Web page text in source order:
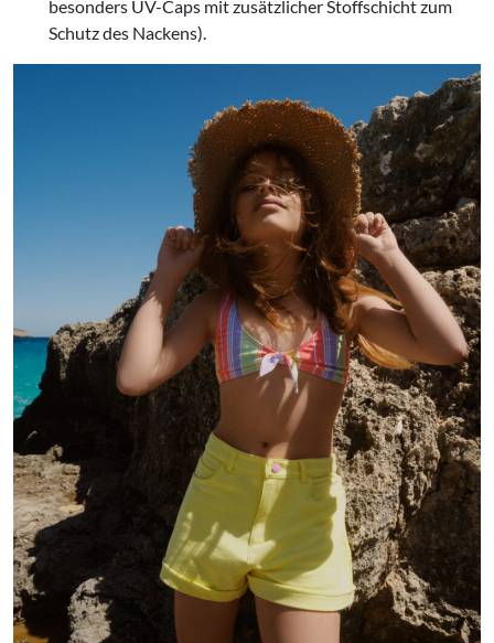
besonders UV-Caps mit zusätzlicher Stoffschicht zum
Schutz des Nackens).